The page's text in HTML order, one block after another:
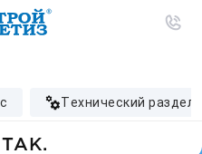
технический раздел